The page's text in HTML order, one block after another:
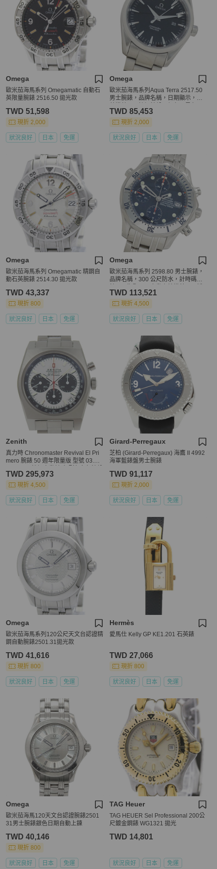
Omega
歐米茄海馬系列 Omegamatic 自動石
英限量腕錶 2516.50 拋光款
TWD 51,598
現折 2,000
狀況良好 日本 免運
Omega
歐米茄海馬系列Aqua Terra 2517.50
男士腕錶，品牌名稱，日期顯示，石
TWD 85,453
現折 2,000
狀況良好 日本 免運
Omega
歐米茄海馬系列 Omegamatic 精鋼自
動石英腕錶 2514.30 拋光款
TWD 43,337
現折 800
狀況良好 日本 免運
Omega
歐米茄海馬系列 2598.80 男士腕錶，
品牌名稱，300 公尺防水，計時碼
鋼錶殼，銀色/海軍藍
TWD 113,521
現折 4,500
狀況良好 日本 免運
Zenith
真力時 Chronomaster Revival El Pri
mero 腕錶 50 週年限量版 型號 03.A3
男士腕錶
TWD 295,973
現折 4,500
狀況良好 日本 免運
Girard-Perregaux
芝柏 (Girard-Perregaux) 海鷹 II 4992
海軍藍錶盤男士腕錶
TWD 91,117
現折 2,000
狀況良好 日本 免運
Omega
歐米茄海馬系列120公尺天文台認證精
鋼自動腕錶2501.31拋光款
TWD 41,616
現折 800
狀況良好 日本 免運
Hermès
愛馬仕 Kelly GP KE1.201 石英錶
TWD 27,066
現折 800
狀況良好 日本 免運
Omega
歐米茄海馬120天文台認證腕錶2501
31男士腕錶銀色日期自動上鍊
TWD 40,146
現折 800
狀況良好 日本 免運
TAG Heuer
TAG HEUER Sel Professional 200公
尺鍍金鋼錶 WG1321 拋光
TWD 14,801
狀況良好 日本 免運